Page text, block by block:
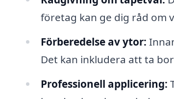
företag kan ge dig råd om
Förberedelse av ytor:
Det kan inkludera att ta
Professionell applicering: